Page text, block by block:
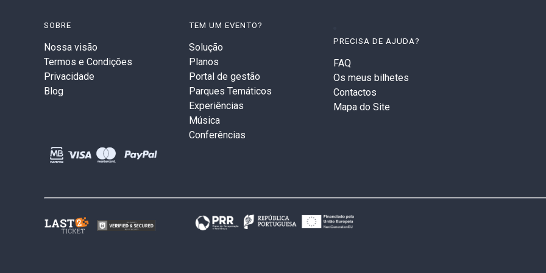
SOBRE
Nossa visão
Termos e Condições
Privacidade
Blog
TEM UM EVENTO?
Solução
Planos
Portal de gestão
Parques Temáticos
Experiências
Música
Conferências
PRECISA DE AJUDA?
FAQ
Os meus bilhetes
Contactos
Mapa do Site